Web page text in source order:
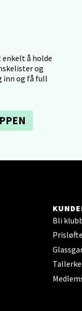
å holde
og
inn og få full
Bli
Prisløfte